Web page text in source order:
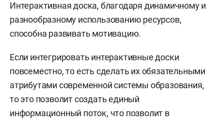
Интерактивная доска, благодаря динамичному и
разнообразному использованию ресурсов,
способна развивать мотивацию.
Если интегрировать интерактивные доски
повсеместно, то есть сделать их обязательными
атрибутами современной системы образования,
то это позволит создать единый
информационный поток, что позволит в